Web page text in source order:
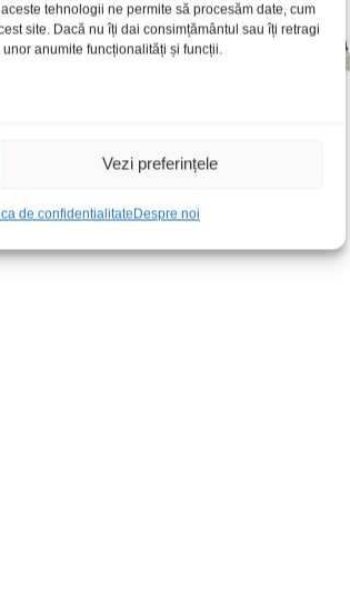
tehnologii ne permite să procesăm date, cum
site. Dacă nu îți dai consimțământul sau îți retragi
anumite funcționalități și funcții.
Vezi preferințele
de confidentialitateDespre noi
SN74HC139D-TI SMD